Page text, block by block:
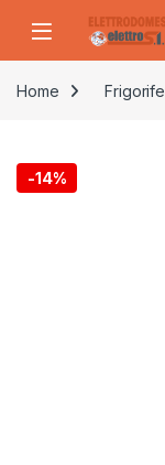
Home
-14%